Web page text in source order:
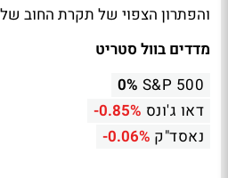
והפתרון הצפוי של תקרת החוב
מדדים בוול סטריט
S&P 500
0%
דאו ג'ונס -0.85%
נאסד"ק -0.06%